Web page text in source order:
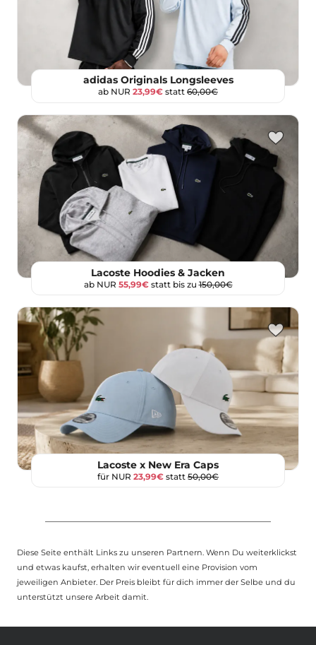
adidas Originals Longsleeves
ab NUR 23,99€ statt 60,00€
Lacoste Hoodies & Jacken
ab NUR 55,99€statt bis zu150,00€
Lacoste x New Era Caps
für NUR 23,99€ statt 50,00€
Diese Seite enthält Links zu unseren Partnern. Wenn Du weiterklickst
und etwas kaufst, erhalten wir eventuell eine Provision vom
jeweiligen Anbieter. Der Preis bleibt für dich immer der Selbe und du
unterstützt unsere Arbeit damit.